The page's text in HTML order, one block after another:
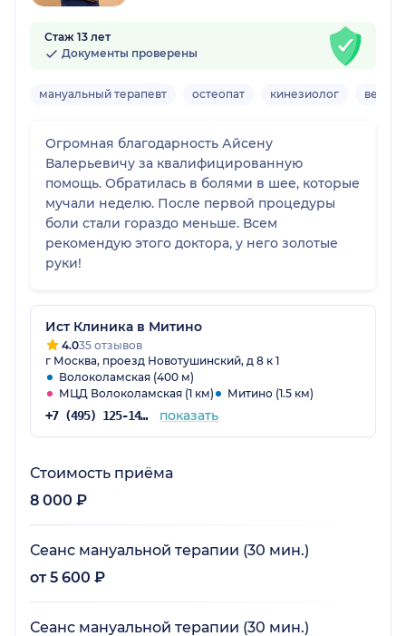
Стаж 13 лет
Документы проверены
мануальный терапевт остеопат кинезиолог
Огромная благодарность Айсену
Валерьевичу за квалифицированную
помощь. Обратилась в болями в шее, которые
мучали неделю. После первой процедуры
боли стали гораздо меньше. Всем
рекомендую этого доктора, у него золотые
руки!
Ист Клиника в Митино
4.035 отзывов
г Москва, проезд Новотушинский, д 8 к 1
Волоколамская (400 м)
МЦД Волоколамская (1 км)
Митино (1.5 км)
+7 (495) 125-14-89 показать
Стоимость приёма
8 000 ₽
Сеанс мануальной терапии (30 мин.)
от 5 600 ₽
Сеанс мануальной терапии (30 мин.)